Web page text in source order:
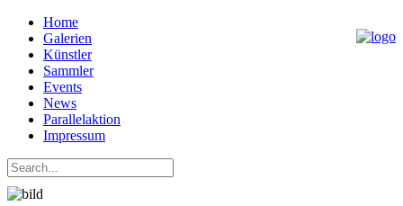
Home
Galerien
Künstler
Sammler
Events
News
Parallelaktion
Impressum